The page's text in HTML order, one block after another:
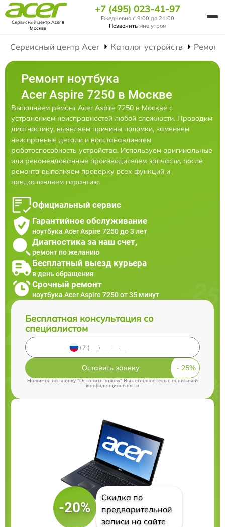
Сервисный центр Acerв
Москве
+7 (495) 023-41-97
Ежедневно с 9:00 до 21:00
Позвонить мне утром
Сервисный центр Acer Каталог устройств Ремонт
Ремонт ноутбука
Acer Aspire 7250 в Москве
Выполняем ремонт Acer Aspire 7250 в Москве с
устранением неисправностей любой сложности. Проводим
диагностику, выявляем причины поломки, заменяем
неисправные детали и восстанавливаем
работоспособность устройства. Используем оригинальные
или рекомендованные производителем запчасти, после
ремонта выполняем проверку всех функций и
предоставляем гарантию.
Официальный сервис
Гарантийное обслуживание
ноутбука Acer Aspire 7250 до 3 лет
Диагностика за наш счет,
ремонт по желанию
Бесплатный выезд курьера
в день обращения
Срочный ремонт
ноутбука Acer Aspire 7250 от 35 минут
Бесплатная консультация со
специалистом
Оставить заявку
Нажимая на кнопку "Оставить заявку" Вы соглашаетесь cполитикой
конфиденциальности
-20%
Скидка по
предварительной
записи на сайте